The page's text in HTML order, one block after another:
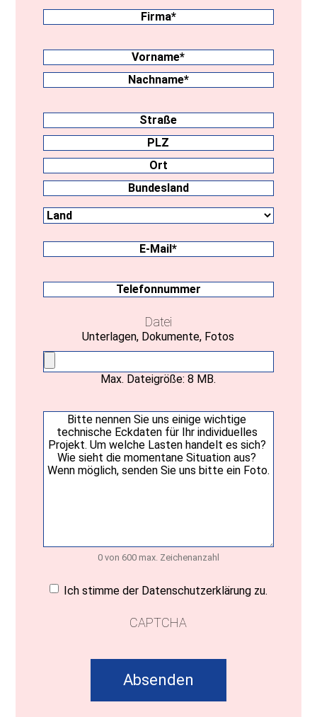
Firma(erforderlich)
Nachname(erforderlich)
Vorname
Anschrift
Straße
PLZ
Ort
E-
Mail(erforderlich)
Telefonnummer
Datei
Unterlagen, Dokumente, Fotos
Max. Dateigröße: 8 MB.
Ihre
Nachricht(erforderlich)
0 von 600 max. Zeichenanzahl
Einwilligung(erforderlich)
Ich stimme der Datenschutzerklärung zu.
CAPTCHA